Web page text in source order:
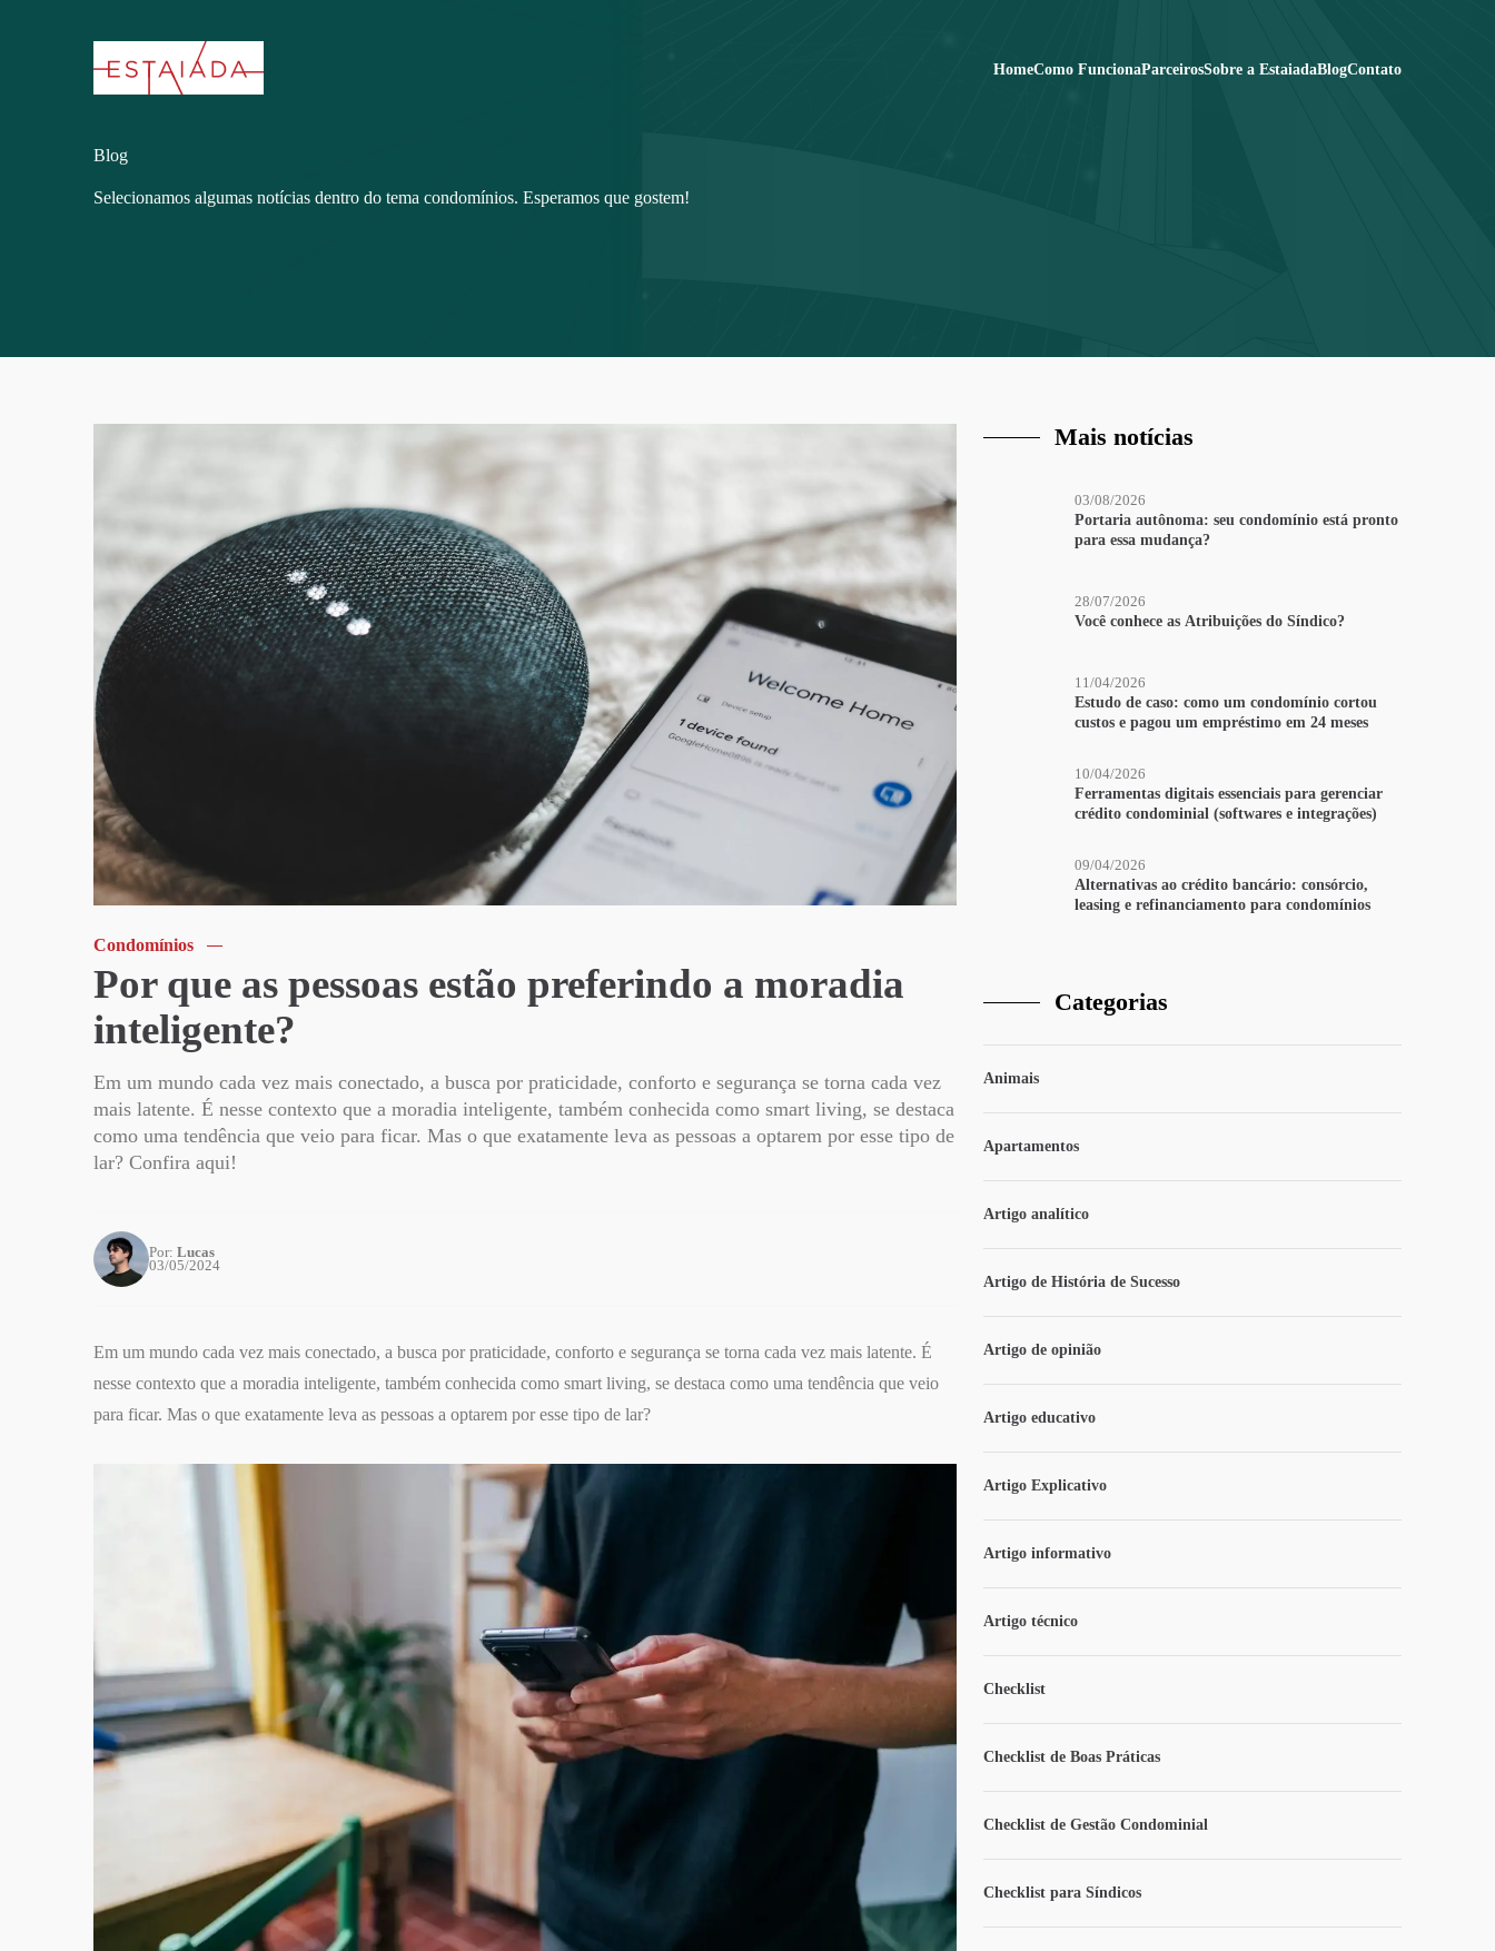
HomeComo FuncionaParceirosSobre a EstaiadaBlogContato
Blog
Selecionamos algumas notícias dentro do tema condomínios. Esperamos que gostem!
Condomínios
Por que as pessoas estão preferindo a moradia
inteligente?
Em um mundo cada vez mais conectado, a busca por praticidade, conforto e segurança se torna cada vez
mais latente. É nesse contexto que a moradia inteligente, também conhecida como smart living, se destaca
como uma tendência que veio para ficar. Mas o que exatamente leva as pessoas a optarem por esse tipo de
lar? Confira aqui!
Por: Lucas
03/05/2024
Em um mundo cada vez mais conectado, a busca por praticidade, conforto e segurança se torna cada vez mais latente. É
nesse contexto que a moradia inteligente, também conhecida como smart living, se destaca como uma tendência que veio
para ficar. Mas o que exatamente leva as pessoas a optarem por esse tipo de lar?
Mais notícias
03/08/2026
Portaria autônoma: seu condomínio está pronto
para essa mudança?
28/07/2026
Você conhece as Atribuições do Síndico?
11/04/2026
Estudo de caso: como um condomínio cortou
custos e pagou um empréstimo em 24 meses
10/04/2026
Ferramentas digitais essenciais para gerenciar
crédito condominial (softwares e integrações)
09/04/2026
Alternativas ao crédito bancário: consórcio,
leasing e refinanciamento para condomínios
Categorias
Animais
Apartamentos
Artigo analítico
Artigo de História de Sucesso
Artigo de opinião
Artigo educativo
Artigo Explicativo
Artigo informativo
Artigo técnico
Checklist
Checklist de Boas Práticas
Checklist de Gestão Condominial
Checklist para Síndicos